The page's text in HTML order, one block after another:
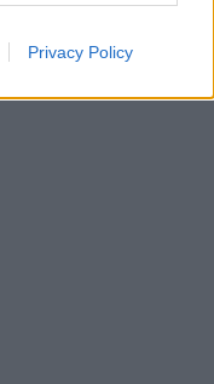
Privacy Policy